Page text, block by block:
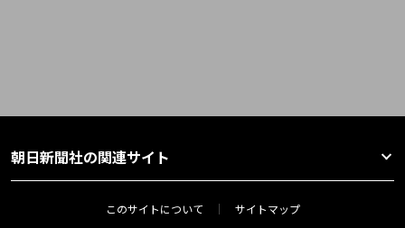
朝日新聞社の関連サイト
このサイトについて サイトマップ